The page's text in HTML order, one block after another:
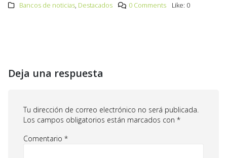
Bancos de noticias, Destacados 0 Comments Like: 0
Deja una respuesta
Tu dirección de correo electrónico no será publicada.
Los campos obligatorios están marcados con *
Comentario *